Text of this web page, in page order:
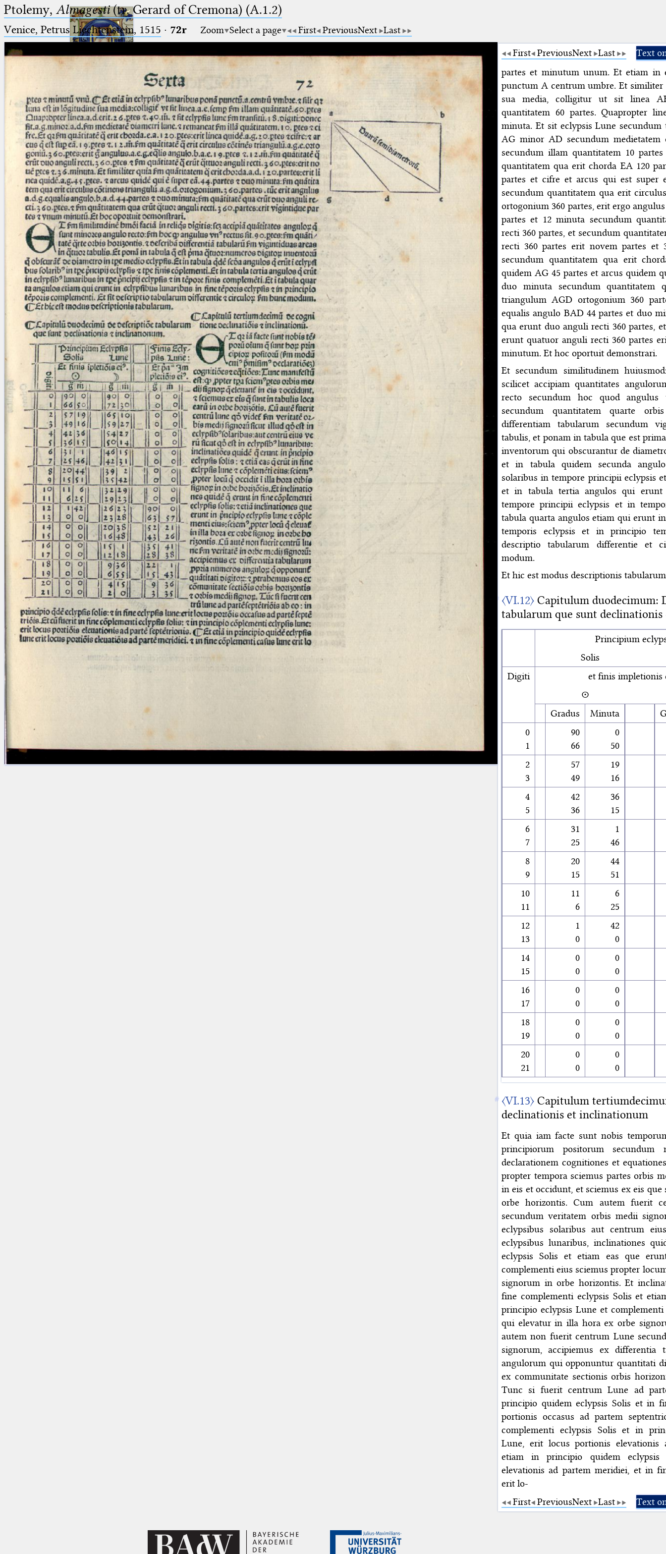
Ptolemaeus
Arabus et Latinus
(the underscore) is the placeholder
for exactly one character.
(the percent sign) is the
placeholder for no, one or more
than one character.
%% (two percent signs) is the
placeholder for no, one or more
than one character, but not for
blank space (so that a search ends
at word boundaries).
🔎︎
Start
Project
Team
News
Jobs
Publications
Conference
Arabic Works
Arabic Manuscripts
Latin Works
Latin Manuscripts
Latin Early Prints
Images
Texts
beta Glossary
Resources
Licenses ·FAQ ·Contact·
Impressum·Privacy· 2013
Print 🖨
Ptolemy, Almagesti(tr. Gerard of Cremona) (A.1.2)
Venice, Petrus Liechtenstein, 1515 · 72r Zoom Select a page First PreviousNext Last
First PreviousNext Last
Text
partes et minutum unum. Et etiam in
punctum A centrum umbre. Et
sua media, colligitur ut sit linea
quantitatem 60 partes. Quapropter
minuta. Et sit eclypsis Lune
AG minor AD secundum medietatem
secundum illam quantitatem 10
quantitatem qua erit chorda EA 120
partes et cifre et arcus qui est super
secundum quantitatem qua erit
ortogonium 360 partes, erit ergo
partes et 12 minuta secundum
recti 360 partes, et secundum
recti 360 partes erit novem partes et
secundum quantitatem qua erit
quidem AG 45 partes et arcus quidem
duo minuta secundum quantitatem
triangulum AGD ortogonium 360
equalis angulo BAD 44 partes et duo
qua erunt duo anguli recti 360 partes,
erunt quatuor anguli recti 360 partes
minutum. Et hoc oportuit demonstrari.
Et secundum similitudinem
scilicet accipiam quantitates
recto secundum hoc quod
secundum quantitatem quarte
differentiam tabularum secundum
tabulis, et ponam in tabula que est
inventorum qui obscurantur de
et in tabula quidem secunda
solaribus in tempore principii eclypsis
et in tabula tertia angulos qui
tempore principii eclypsis et in
tabula quarta angulos etiam qui erunt
temporis eclypsis et in principio
descriptio tabularum differentie et
modum.
Et hic est modus descriptionis
〈VI.12〉 Capitulum duodecimum:
tabularum que sunt
Principium
Solis
Digiti
et finis impletionis
☉
Gradus
Minuta
0
1
90
66
0
50
2
3
57
49
19
16
4
5
42
36
36
15
6
7
31
25
1
46
8
9
20
15
44
51
10
11
11
6
6
25
12
13
1
0
42
0
14
15
0
0
0
0
16
17
0
0
0
0
18
19
0
0
0
0
20
21
0
0
0
0
〈VI.13〉 Capitulum
declinationis et inclinationum
Et quia iam facte sunt nobis
principiorum positorum secundum
declarationem cognitiones et
propter tempora sciemus partes orbis
in eis et occidunt, et sciemus ex eis
orbe horizontis. Cum autem fuerit
secundum veritatem orbis medii
eclypsibus solaribus aut centrum
eclypsibus lunaribus, inclinationes
eclypsis Solis et etiam eas que
complementi eius sciemus propter
signorum in orbe horizontis. Et
fine complementi eclypsis Solis et
principio eclypsis Lune et
qui elevatur in illa hora ex orbe
autem non fuerit centrum Lune
signorum, accipiemus ex differentia
angulorum qui opponuntur quantitati
ex communitate sectionis orbis
Tunc si fuerit centrum Lune ad
principio quidem eclypsis Solis et in
portionis occasus ad partem
complementi eclypsis Solis et in
Lune, erit locus portionis elevationis
etiam in principio quidem
elevationis ad partem meridiei, et in
erit lo-
First PreviousNext Last Text